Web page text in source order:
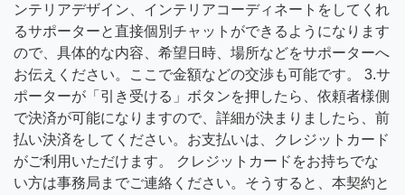
ンテリアデザイン、インテリアコーディネートをしてくれ
るサポーターと直接個別チャットができるようになります
ので、具体的な内容、希望日時、場所などをサポーターへ
お伝えください。ここで金額などの交渉も可能です。 3.サ
ポーターが「引き受ける」ボタンを押したら、依頼者様側
で決済が可能になりますので、詳細が決まりましたら、前
払い決済をしてください。お支払いは、クレジットカード
がご利用いただけます。 クレジットカードをお持ちでな
い方は事務局までご連絡ください。そうすると、本契約と